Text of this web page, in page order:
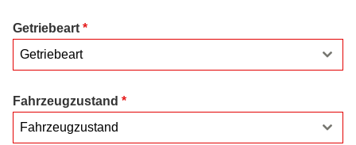
Getriebeart *
Getriebeart
Fahrzeugzustand *
Fahrzeugzustand